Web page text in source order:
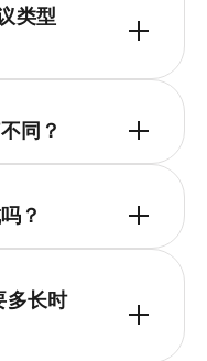
类型
同？
？
多长时